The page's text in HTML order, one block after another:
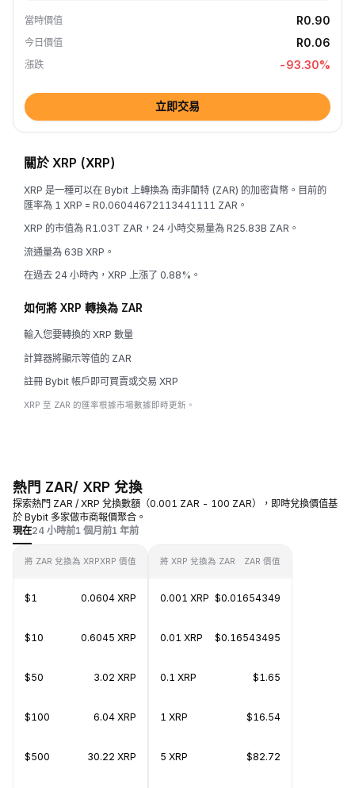
當時價值 R0.90
今日價值 R0.06
漲跌 -93.30%
立即交易
關於 XRP (XRP)
XRP 是一種可以在 Bybit 上轉換為 南非蘭特 (ZAR) 的加密貨幣。目前的
匯率為 1 XRP = R0.06044672113441111 ZAR。
XRP 的市值為 R1.03T ZAR，24 小時交易量為 R25.83B ZAR。
流通量為 63B XRP。
在過去 24 小時內，XRP 上漲了 0.88%。
如何將 XRP 轉換為 ZAR
輸入您要轉換的 XRP 數量
計算器將顯示等值的 ZAR
註冊 Bybit 帳戶即可買賣或交易 XRP
XRP 至 ZAR 的匯率根據市場數據即時更新。
熱門 ZAR/ XRP 兌換
探索熱門 ZAR / XRP 兌換數額（0.001 ZAR - 100 ZAR），即時兌換價值基
於 Bybit 多家做市商報價聚合。
現在24 小時前1 個月前1 年前
將 ZAR 兌換為 XRPXRP 價值
$1 0.0604 XRP
$10 0.6045 XRP
$50 3.02 XRP
$100 6.04 XRP
$500 30.22 XRP
將 XRP 兌換為 ZAR ZAR 價值
0.001 XRP $0.01654349
0.01 XRP $0.16543495
0.1 XRP $1.65
1 XRP $16.54
5 XRP $82.72